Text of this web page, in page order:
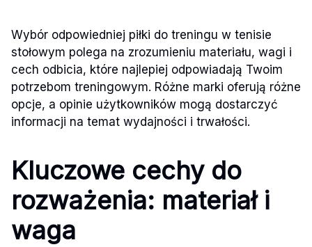
Wybór odpowiedniej piłki do treningu w tenisie
stołowym polega na zrozumieniu materiału, wagi i
cech odbicia, które najlepiej odpowiadają Twoim
potrzebom treningowym. Różne marki oferują różne
opcje, a opinie użytkowników mogą dostarczyć
informacji na temat wydajności i trwałości.
Kluczowe cechy do
rozważenia: materiał i
waga